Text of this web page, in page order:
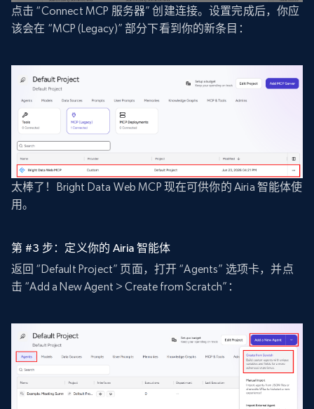
点击 “Connect MCP 服务器” 创建连接。设置完成后，你应
该会在 “MCP (Legacy)” 部分下看到你的新条目：
太棒了！Bright Data Web MCP 现在可供你的 Airia 智能体使
用。
第 #3 步：定义你的 Airia 智能体
返回 “Default Project” 页面，打开 “Agents” 选项卡，并点
击 “Add a New Agent > Create from Scratch”：